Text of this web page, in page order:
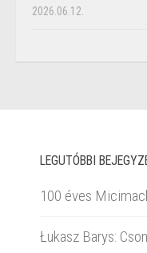
2026.06.12.
LEGUTÓBBI
100 éves
Łukasz Barys: